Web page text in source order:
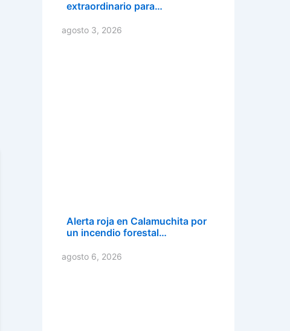
extraordinario para…
agosto 3, 2026
Alerta roja en Calamuchita por
un incendio forestal…
agosto 6, 2026